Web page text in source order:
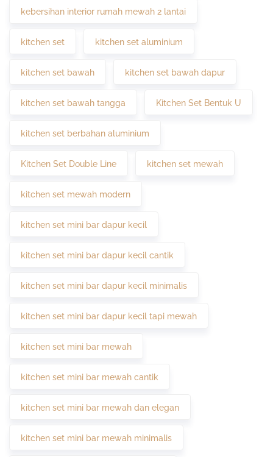
kebersihan interior rumah mewah 2 lantai
kitchen set kitchen set aluminium
kitchen set bawah kitchen set bawah dapur
kitchen set bawah tangga Kitchen Set Bentuk U
kitchen set berbahan aluminium
Kitchen Set Double Line kitchen set mewah
kitchen set mewah modern
kitchen set mini bar dapur kecil
kitchen set mini bar dapur kecil cantik
kitchen set mini bar dapur kecil minimalis
kitchen set mini bar dapur kecil tapi mewah
kitchen set mini bar mewah
kitchen set mini bar mewah cantik
kitchen set mini bar mewah dan elegan
kitchen set mini bar mewah minimalis